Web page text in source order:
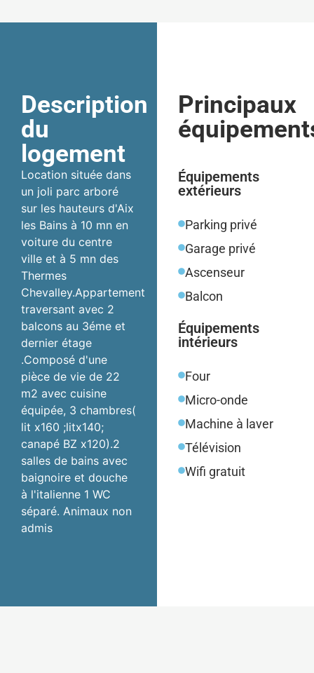
Description
du
logement
Location située dans
un joli parc arboré
sur les hauteurs d'Aix
les Bains à 10 mn en
voiture du centre
ville et à 5 mn des
Thermes
Chevalley.Appartement
traversant avec 2
balcons au 3éme et
dernier étage
.Composé d'une
pièce de vie de 22
m2 avec cuisine
équipée, 3 chambres(
lit x160 ;litx140;
canapé BZ x120).2
salles de bains avec
baignoire et douche
à l'italienne 1 WC
séparé. Animaux non
admis
Principaux
Équipements
extérieurs
Parking privé
Garage privé
Ascenseur
Balcon
Équipements
intérieurs
Four
Micro-onde
Machine à laver
Télévision
Wifi gratuit